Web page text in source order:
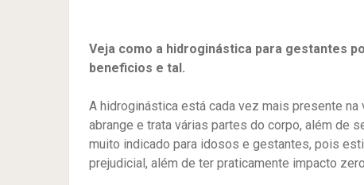
Veja como a hidroginástica para gestantes
beneficios e tal.
A hidroginástica está cada vez mais presente
abrange e trata várias partes do corpo, além de
muito indicado para idosos e gestantes, pois
prejudicial, além de ter praticamente impacto